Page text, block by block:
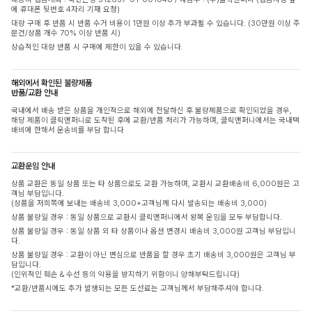
에 휴대폰 뒷번호 4자리 기재 요청)
대량 구매 후 반품 시 반품 수거 비용이 1만원 이상 추가 부과될 수 있습니다. (30만원 이상 주
문건/상품 개수 70% 이상 반품 시)
상습적인 대량 반품 시 구매에 제한이 있을 수 있습니다.
해외에서 확인된 불량제품
반품/교환 안내
국내에서 배송 받은 상품을 개인적으로 해외에 전달하신 후 불량제품으로 확인되었을 경우,
해당 제품이 클릭앤퍼니로 도착된 후에 교환/반품 처리가 가능하며, 클릭앤퍼니에서는 국내택
배비에 한해서 운송비를 부담 합니다
교환운임 안내
상품 교환은 동일 상품 또는 타 상품으로도 교환 가능하며, 교환시 교환배송비 6,000원은 고
객님 부담입니다.
(상품을 저희쪽에 보내는 배송비 3,000+고객님께 다시 발송되는 배송비 3,000)
상품 불량일 경우 : 동일 상품으로 교환시 클릭앤퍼니에서 왕복 운임을 모두 부담합니다.
상품 불량일 경우 : 동일 상품 외 타 상품이나 옵션 변경시 배송비 3,000원 고객님 부담입니
다.
상품 불량일 경우 : 교환이 아닌 변심으로 반품을 할 경우 초기 배송비 3,000원은 고객님 부
담입니다.
(인위적인 훼손 & 수선 등의 악용을 방지하기 위함이니 양해부탁드립니다)
*교환/반품시에도 추가 발생되는 모든 도선료는 고객님께서 부담해주셔야 합니다.